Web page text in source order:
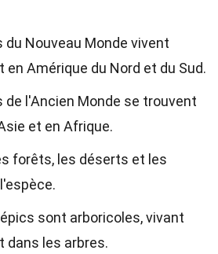
du Nouveau Monde vivent
en Amérique du Nord et du Sud.
de l'Ancien Monde se trouvent
et en Afrique.
forêts, les déserts et les
sont arboricoles, vivant
dans les arbres.